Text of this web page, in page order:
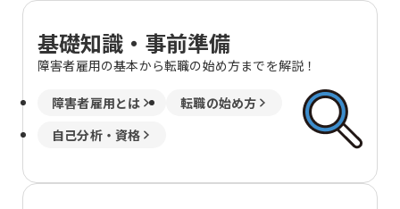
基礎知識・事前準備
障害者雇用の基本から転職の始め方までを解説！
障害者雇用とは
転職の始め方
自己分析・資格